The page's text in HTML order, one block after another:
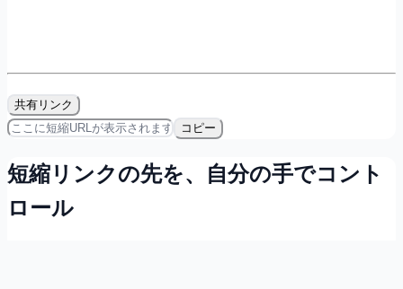
共有リンク
コピー
短縮リンクの先を、自分の手でコント
ロール